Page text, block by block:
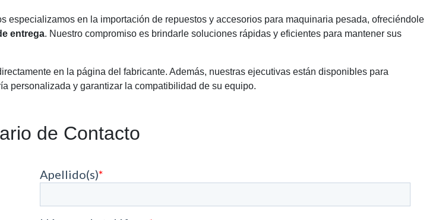
especializamos en la importación de repuestos y accesorios para maquinaria pesada, ofreciéndole
entrega. Nuestro compromiso es brindarle soluciones rápidas y eficientes para mantener sus
en la página del fabricante. Además, nuestras ejecutivas están disponibles para
personalizada y garantizar la compatibilidad de su equipo.
de Contacto